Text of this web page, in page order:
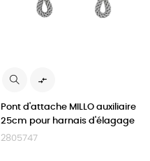

Pont d'attache MILLO auxiliaire
25cm pour harnais d'élagage
2805747